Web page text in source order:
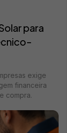
para
exige
financeira
compra.